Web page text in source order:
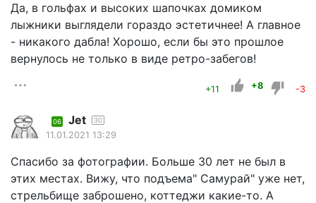
Да, в гольфах и высоких шапочках домиком
лыжники выглядели гораздо эстетичнее! А главное
- никакого дабла! Хорошо, если бы это прошлое
вернулось не только в виде ретро-забегов!
+11 +8 -3
06 Jet 30
11.01.2021 13:29
Спасибо за фотографии. Больше 30 лет не был в
этих местах. Вижу, что подъема" Самурай" уже нет,
стрельбище заброшено, коттеджи какие-то. А